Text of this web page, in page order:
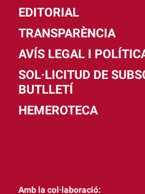
EDITORIAL
TRANSPARÈNCIA
AVÍS LEGAL I
SOL·LICITUD DE
BUTLLETÍ
HEMEROTECA
Amb la col·laboració: